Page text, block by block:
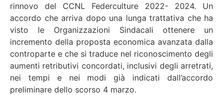
rinnovo del CCNL Federculture 2022- 2024. Un
accordo che arriva dopo una lunga trattativa che ha
visto le Organizzazioni Sindacali ottenere un
incremento della proposta economica avanzata dalla
controparte e che si traduce nel riconoscimento degli
aumenti retributivi concordati, inclusivi degli arretrati,
nei tempi e nei modi già indicati dall’accordo
preliminare dello scorso 4 marzo.